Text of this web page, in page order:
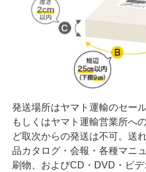
発送場所はヤマト運輸のセー
もしくはヤマト運輸営業所へ
ど取次からの発送は不可。送
品カタログ・会報・各種マニ
刷物、およびCD・DVD・ビ